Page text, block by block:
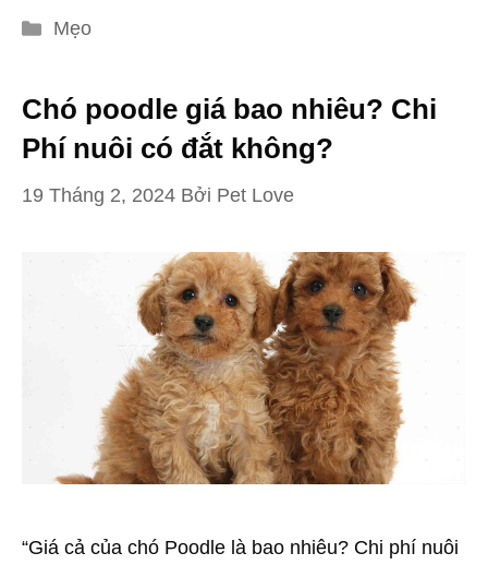
Danh
Mẹo
Chó poodle giá bao nhiêu? Chi
Phí nuôi có đắt không?
19 Tháng 2, 2024 Bởi Pet Love
“Giá cả của chó Poodle là bao nhiêu? Chi phí nuôi